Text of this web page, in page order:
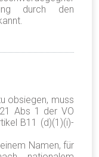
durch den
obsiegen, muss
Abs 1 der VO
B11 (d)(1)(i)-
Namen, für